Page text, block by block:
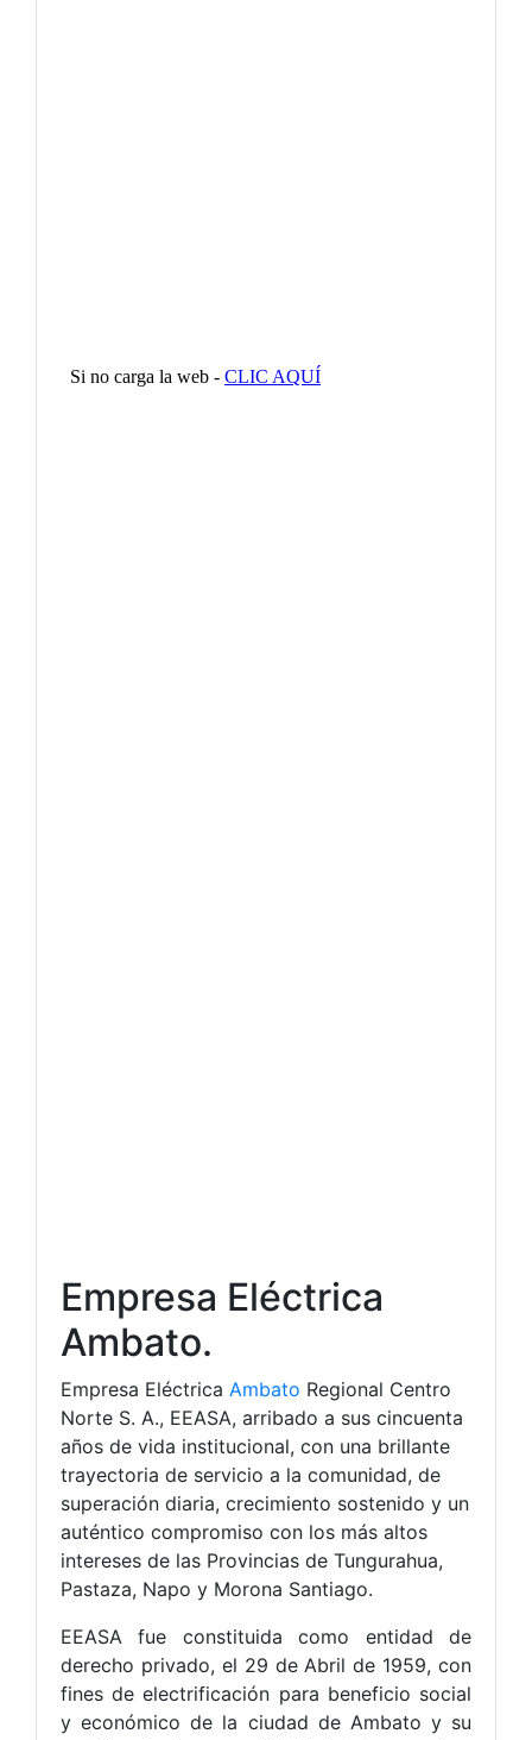
Empresa Eléctrica
Ambato.
Empresa Eléctrica Ambato Regional Centro
Norte S. A., EEASA, arribado a sus cincuenta
años de vida institucional, con una brillante
trayectoria de servicio a la comunidad, de
superación diaria, crecimiento sostenido y un
auténtico compromiso con los más altos
intereses de las Provincias de Tungurahua,
Pastaza, Napo y Morona Santiago.
EEASA fue constituida como entidad de
derecho privado, el 29 de Abril de 1959, con
fines de electrificación para beneficio social
y económico de la ciudad de Ambato y su